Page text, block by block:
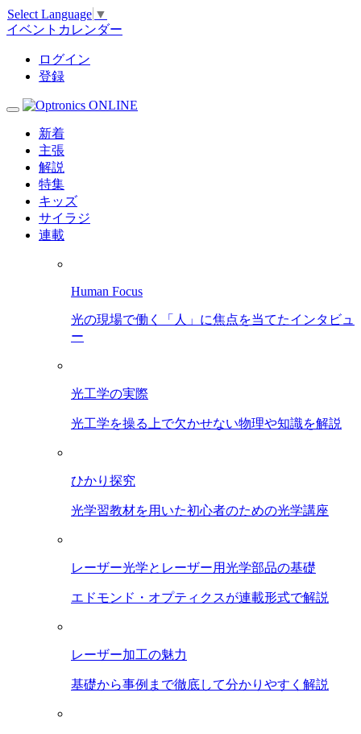
Select Language ▼
イベントカレンダー
ログイン
登録
新着
主張
解説
特集
キッズ
サイラジ
連載
Human Focus
光の現場で働く「人」に焦点を当てたインタビュ
ー
光工学の実際
光工学を操る上で欠かせない物理や知識を解説
ひかり探究
光学習教材を用いた初心者のための光学講座
レーザー光学とレーザー用光学部品の基礎
エドモンド・オプティクスが連載形式で解説
レーザー加工の魅力
基礎から事例まで徹底して分かりやすく解説